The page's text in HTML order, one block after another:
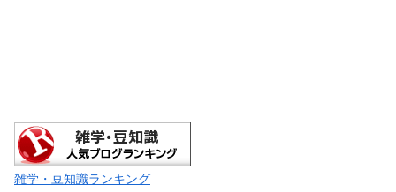
雑学・豆知識ランキング